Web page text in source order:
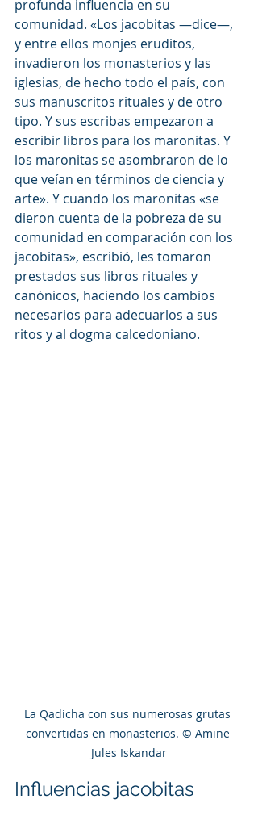
profunda influencia en su
comunidad. «Los jacobitas —dice—,
y entre ellos monjes eruditos,
invadieron los monasterios y las
iglesias, de hecho todo el país, con
sus manuscritos rituales y de otro
tipo. Y sus escribas empezaron a
escribir libros para los maronitas. Y
los maronitas se asombraron de lo
que veían en términos de ciencia y
arte». Y cuando los maronitas «se
dieron cuenta de la pobreza de su
comunidad en comparación con los
jacobitas», escribió, les tomaron
prestados sus libros rituales y
canónicos, haciendo los cambios
necesarios para adecuarlos a sus
ritos y al dogma calcedoniano.
La Qadicha con sus numerosas grutas
convertidas en monasterios. © Amine
Jules Iskandar
Influencias jacobitas